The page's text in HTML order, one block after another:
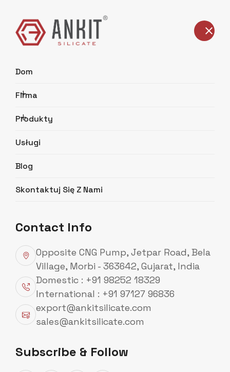
Dom
Firma
Produkty
Usługi
Blog
Skontaktuj Się Z Nami
Contact Info
Opposite CNG Pump, Jetpar Road, Bela
Village, Morbi - 363642, Gujarat, India
Domestic : +91 98252 18329
International : +91 97127 96836
export@ankitsilicate.com
sales@ankitsilicate.com
Subscribe & Follow